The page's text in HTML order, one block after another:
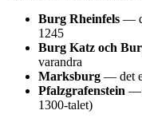
Burg Rheinfels —
1245
Burg Katz och
varandra
Marksburg — det
Pfalzgrafenstein —
1300-talet)